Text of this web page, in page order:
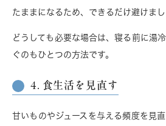
たままになるため、できるだけ避けまし
どうしても必要な場合は、寝る前に湯
ぐのもひとつの方法です。
4. 食生活を見直す
甘いものやジュースを与える頻度を見